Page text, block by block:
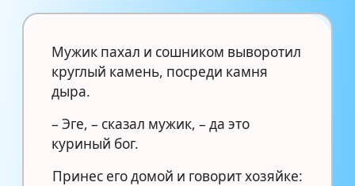
Мужик пахал и сошником выворотил
круглый камень, посреди камня
дыра.
– Эге, – сказал мужик, – да это
куриный бог.
Принес его домой и говорит хозяйке: